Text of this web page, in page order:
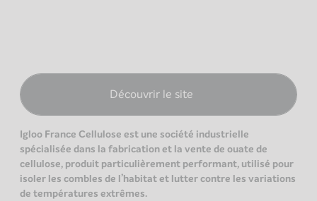
Découvrir le site
Igloo France Cellulose est une société industrielle
spécialisée dans la fabrication et la vente de ouate de
cellulose, produit particulièrement performant, utilisé pour
isoler les combles de l’habitat et lutter contre les variations
de températures extrêmes.